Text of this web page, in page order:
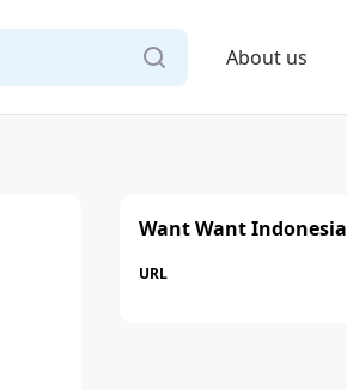
About us
Want Want Indonesia
URL